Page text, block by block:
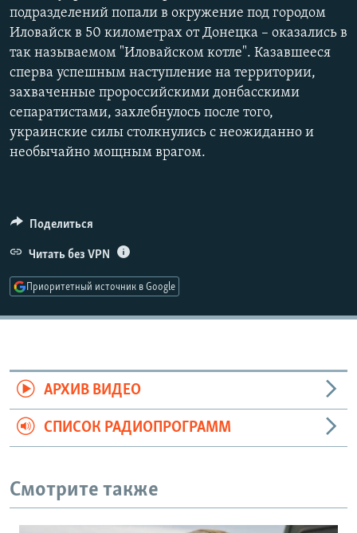
Все сайты РСЕ/РС
подразделений попали в окружение под городом
Иловайск в 50 километрах от Донецка – оказались в
так называемом "Иловайском котле". Казавшееся
сперва успешным наступление на территории,
захваченные пророссийскими донбасскими
сепаратистами, захлебнулось после того,
украинские силы столкнулись с неожиданно и
необычайно мощным врагом.
Поделиться
Читать без VPN
Приоритетный источник в Google
АРХИВ ВИДЕО
СПИСОК РАДИОПРОГРАММ
Смотрите также